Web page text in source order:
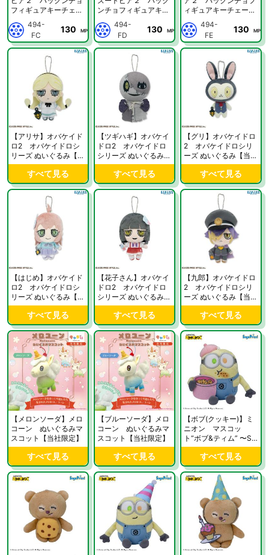
フィギュアキーチェー
ン【当社限定】
494-
FC
130 MP
ンチョフィギュアキー
チェーン【当社限定】
494-
FD
130 MP
ィギュアキーチェーン
【当社限定】
494-
FE
130 MP
【アリサ】オバケイド
ロ2 オバケイドロシ
リーズ ぬいぐるみ【当
社限定】
すべて見る
【ツギハギ】オバケイ
ドロ2 オバケイドロ
シリーズ ぬいぐるみ
【当社限定】
すべて見る
【グリ】オバケイドロ
2 オバケイドロシリ
ーズ ぬいぐるみ【当社
限定】
すべて見る
【はじめ】オバケイド
ロ2 オバケイドロシ
リーズ ぬいぐるみ【当
社限定】
すべて見る
【花子さん】オバケイ
ドロ2 オバケイドロ
シリーズ ぬいぐるみ
【当社限定】
すべて見る
【九郎】オバケイドロ
2 オバケイドロシリ
ーズ ぬいぐるみ【当社
限定】
すべて見る
【メロンソーダ】メロ
コーン ぬいぐるみマ
スコット【当社限定】
すべて見る
【ブルーソーダ】メロ
コーン ぬいぐるみマ
スコット【当社限定】
すべて見る
【ボブ(クッキー)】ミ
ニオン マスコッ
ト“ボブ&ティム” 〜SW
EET〜【当社限定】
すべて見る